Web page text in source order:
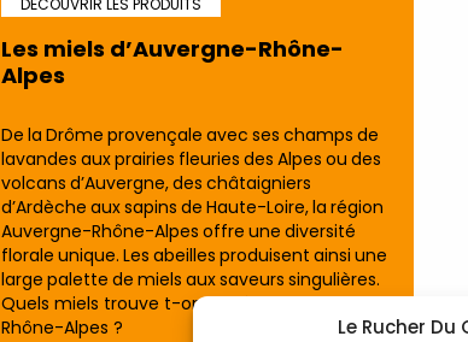
Le Rucher
DÉCOUVRIR LES PRODUITS
Les miels d’Auvergne-Rhône-
Alpes
De la Drôme provençale avec ses champs de
lavandes aux prairies fleuries des Alpes ou des
volcans d’Auvergne, des châtaigniers
d’Ardèche aux sapins de Haute-Loire, la région
Auvergne-Rhône-Alpes offre une diversité
florale unique. Les abeilles produisent ainsi une
large palette de miels aux saveurs singulières.
Quels miels trouve t-on en région Auvergne-
Rhône-Alpes ?